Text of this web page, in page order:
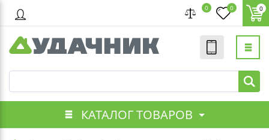
0 0 0
КАТАЛОГ ТОВАРОВ